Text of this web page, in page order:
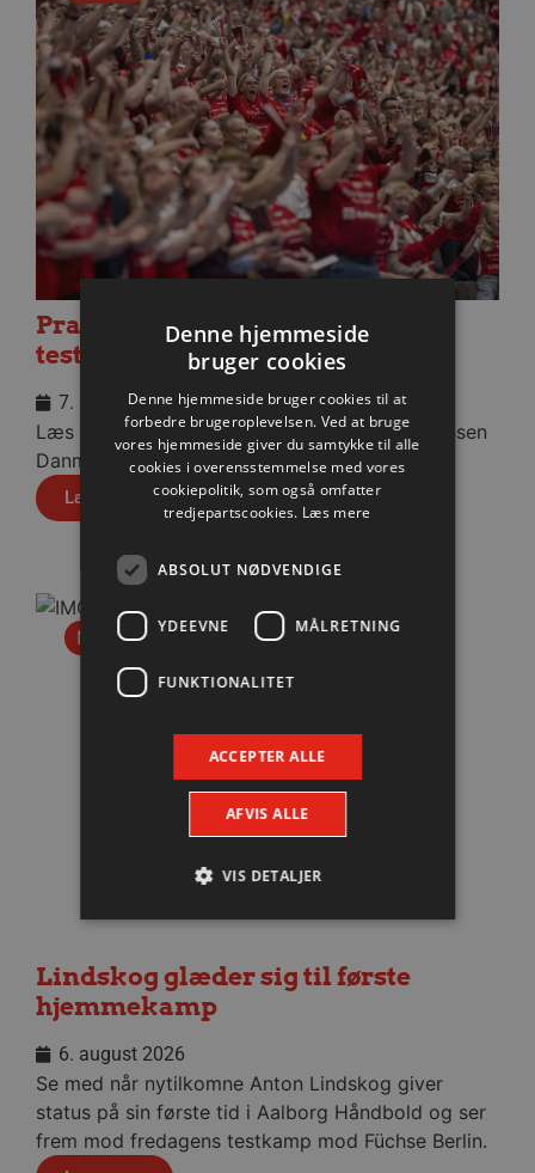
Praktisk information til dagens
testkamp mod Füchse Berlin
7. august 2026
Læs praktisk info til aftenens kamp i Sparekassen
Danmark Arena.
Læs mere
Nyhed
Lindskog glæder sig til første
hjemmekamp
6. august 2026
Se med når nytilkomne Anton Lindskog giver
status på sin første tid i Aalborg Håndbold og ser
frem mod fredagens testkamp mod Füchse Berlin.
Denne hjemmeside
bruger cookies
Denne hjemmeside bruger cookies til at
forbedre brugeroplevelsen. Ved at bruge
vores hjemmeside giver du samtykke til alle
cookies i overensstemmelse med vores
cookiepolitik, som også omfatter
tredjepartscookies. Læs mere
ABSOLUT NØDVENDIGE
YDEEVNE MÅLRETNING
FUNKTIONALITET
ACCEPTER ALLE
AFVIS ALLE
VIS DETALJER
Absolut nødvendige
Ydeevne
Målretning
Absolut nødvendige cookies muliggør
hjemmesidens grundlæggende funktionalitet
såsom brugerlogin og kontoadministration.
Hjemmesiden kan ikke bruges korrekt uden de
absolut nødvendige cookies.
Navn